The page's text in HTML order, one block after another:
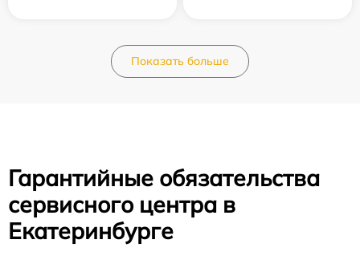
Показать больше
Гарантийные обязательства
сервисного центра в
Екатеринбурге